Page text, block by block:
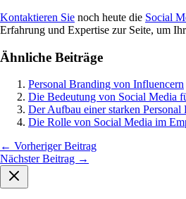
Kontaktieren Sie noch heute die Social
Erfahrung und Expertise zur Seite, um
Ähnliche Beiträge
Personal Branding von Influencern
Die Bedeutung von Social Media
Der Aufbau einer starken
Die Rolle von Social Media im
← Vorheriger Beitrag
Nächster Beitrag →